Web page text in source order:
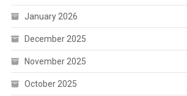
January 2026
December 2025
November 2025
October 2025